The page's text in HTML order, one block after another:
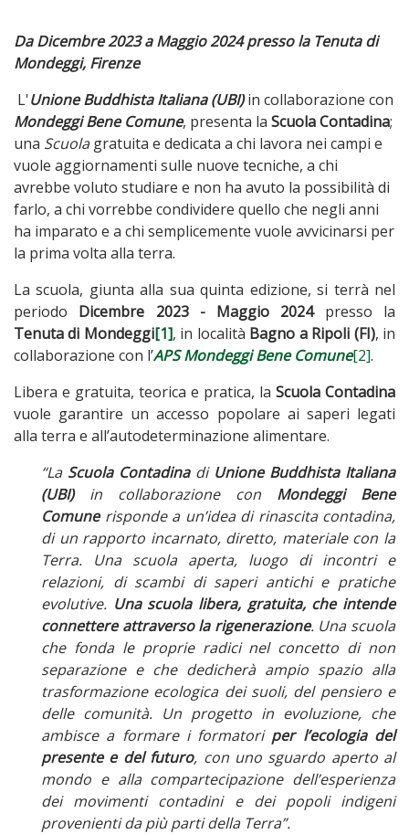
Da Dicembre 2023 a Maggio 2024 presso la Tenuta di
Mondeggi, Firenze
L'Unione Buddhista Italiana (UBI)in collaborazione con
Mondeggi Bene Comune, presenta la Scuola Contadina;
una Scuolagratuita e dedicata a chi lavora nei campi e
vuole aggiornamenti sulle nuove tecniche, a chi
avrebbe voluto studiare e non ha avuto la possibilità di
farlo, a chi vorrebbe condividere quello che negli anni
ha imparato e a chi semplicemente vuole avvicinarsi per
la prima volta alla terra.
La scuola, giunta alla sua quinta edizione, si terrà nel
periodo Dicembre 2023 - Maggio 2024presso la
Tenuta di Mondeggi[1], in località Bagno a Ripoli (FI), in
collaborazione con l’APS Mondeggi Bene Comune[2].
Libera e gratuita, teorica e pratica, la Scuola Contadina
vuole garantire un accesso popolare ai saperi legati
alla terra e all’autodeterminazione alimentare.
“La Scuola Contadinadi Unione Buddhista Italiana
(UBI)in collaborazione con Mondeggi Bene
Comunerisponde a un’idea di rinascita contadina,
di un rapporto incarnato, diretto, materiale con la
Terra. Una scuola aperta, luogo di incontri e
relazioni, di scambi di saperi antichi e pratiche
evolutive. Una scuola libera, gratuita, che intende
connettere attraverso la rigenerazione. Una scuola
che fonda le proprie radici nel concetto di non
separazione e che dedicherà ampio spazio alla
trasformazione ecologica dei suoli, del pensiero e
delle comunità. Un progetto in evoluzione, che
ambisce a formare i formatoriper l’ecologia del
presente e del futuro, con uno sguardo aperto al
mondo e alla compartecipazione dell’esperienza
dei movimenti contadini e dei popoli indigeni
provenienti da più parti della Terra”.